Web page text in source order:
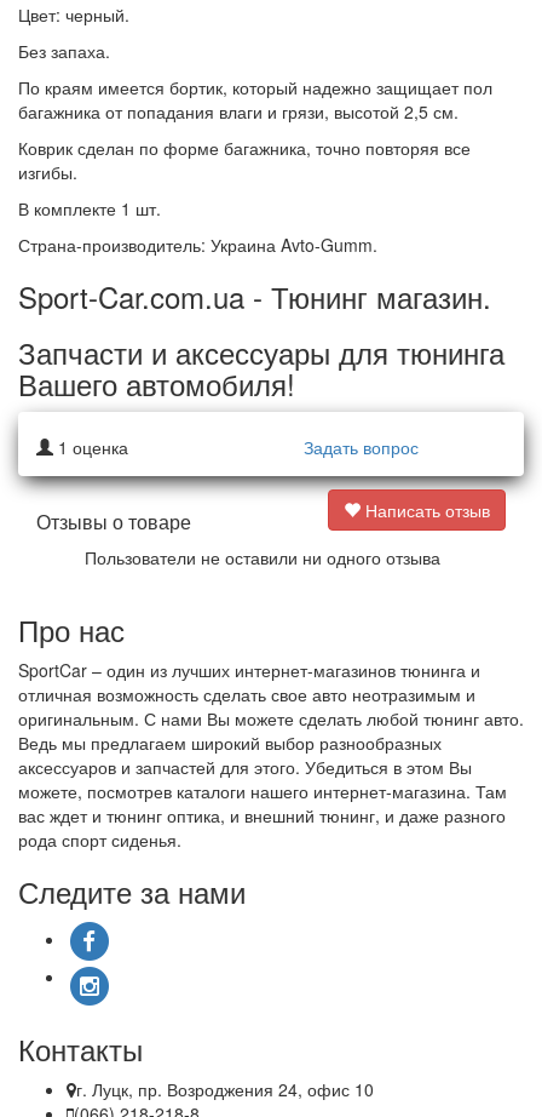
Цвет: черный.
Без запаха.
По краям имеется бортик, который надежно защищает пол
багажника от попадания влаги и грязи, высотой 2,5 см.
Коврик сделан по форме багажника, точно повторяя все
изгибы.
В комплекте 1 шт.
Страна-производитель: Украина Avto-Gumm.
Sport-Car.com.ua - Тюнинг магазин.
Запчасти и аксессуары для тюнинга
Вашего автомобиля!
1 оценка Задать вопрос
Отзывы о товаре
Написать отзыв
Пользователи не оставили ни одного отзыва
Про нас
SportCar – один из лучших интернет-магазинов тюнинга и
отличная возможность сделать свое авто неотразимым и
оригинальным. С нами Вы можете сделать любой тюнинг авто.
Ведь мы предлагаем широкий выбор разнообразных
аксессуаров и запчастей для этого. Убедиться в этом Вы
можете, посмотрев каталоги нашего интернет-магазина. Там
вас ждет и тюнинг оптика, и внешний тюнинг, и даже разного
рода спорт сиденья.
Следите за нами
Контакты
г. Луцк, пр. Возроджения 24, офис 10